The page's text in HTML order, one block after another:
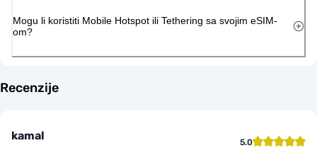
Mogu li koristiti Mobile Hotspot ili Tethering sa svojim eSIM-
om?
Recenzije
kamal 5.0